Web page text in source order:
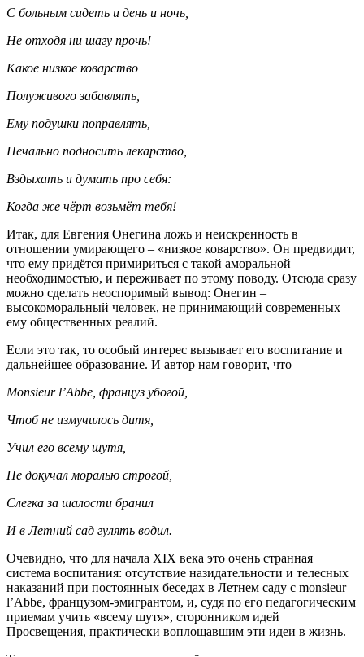
С больным сидеть и день и ночь,
Не отходя ни шагу прочь!
Какое низкое коварство
Полуживого забавлять,
Ему подушки поправлять,
Печально подносить лекарство,
Вздыхать и думать про себя:
Когда же чёрт возьмёт тебя!
Итак, для Евгения Онегина ложь и неискренность в
отношении умирающего – «низкое коварство». Он предвидит,
что ему придётся примириться с такой аморальной
необходимостью, и переживает по этому поводу. Отсюда сразу
можно сделать неоспоримый вывод: Онегин –
высокоморальный человек, не принимающий современных
ему общественных реалий.
Если это так, то особый интерес вызывает его воспитание и
дальнейшее образование. И автор нам говорит, что
Monsieur l’Abbе, француз убогой,
Чтоб не измучилось дитя,
Учил его всему шутя,
Не докучал моралью строгой,
Слегка за шалости бранил
И в Летний сад гулять водил.
Очевидно, что для начала XIX века это очень странная
система воспитания: отсутствие назидательности и телесных
наказаний при постоянных беседах в Летнем саду с monsieur
l’Abbе, французом-эмигрантом, и, судя по его педагогическим
приемам учить «всему шутя», сторонником идей
Просвещения, практически воплощавшим эти идеи в жизнь.